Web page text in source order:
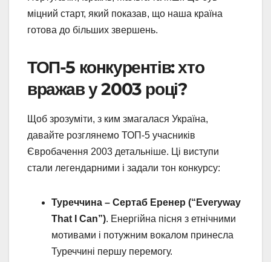
міцний старт, який показав, що наша країна
готова до більших звершень.
ТОП-5 конкурентів: хто
вражав у 2003 році?
Щоб зрозуміти, з ким змагалася Україна,
давайте розглянемо ТОП-5 учасників
Євробачення 2003 детальніше. Ці виступи
стали легендарними і задали тон конкурсу:
Туреччина – Сертаб Еренер (“Everyway
That I Can”). Енергійна пісня з етнічними
мотивами і потужним вокалом принесла
Туреччині першу перемогу.